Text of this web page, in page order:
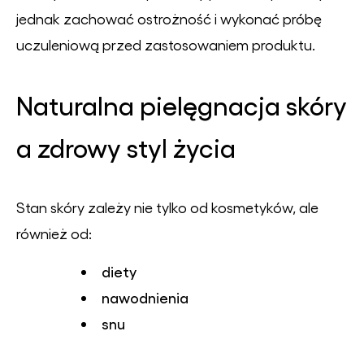
jednak zachować ostrożność i wykonać próbę
uczuleniową przed zastosowaniem produktu.
Naturalna pielęgnacja skóry
a zdrowy styl życia
Stan skóry zależy nie tylko od kosmetyków, ale
również od:
diety
nawodnienia
snu